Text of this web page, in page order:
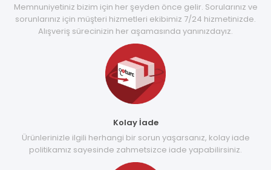
Memnuniyetiniz bizim için her şeyden önce gelir. Sorularınız ve
sorunlarınız için müşteri hizmetleri ekibimiz 7/24 hizmetinizde.
Alışveriş sürecinizin her aşamasında yanınızdayız.
Kolay İade
Ürünlerinizle ilgili herhangi bir sorun yaşarsanız, kolay iade
politikamız sayesinde zahmetsizce iade yapabilirsiniz.